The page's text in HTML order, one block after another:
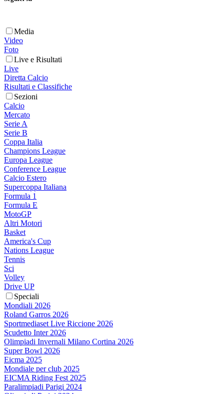
Media
Video
Foto
Live e Risultati
Live
Diretta Calcio
Risultati e Classifiche
Sezioni
Calcio
Mercato
Serie A
Serie B
Coppa Italia
Champions League
Europa League
Conference League
Calcio Estero
Supercoppa Italiana
Formula 1
Formula E
MotoGP
Altri Motori
Basket
America's Cup
Nations League
Tennis
Sci
Volley
Drive UP
Speciali
Mondiali 2026
Roland Garros 2026
Sportmediaset Live Riccione 2026
Scudetto Inter 2026
Olimpiadi Invernali Milano Cortina 2026
Super Bowl 2026
Eicma 2025
Mondiale per club 2025
EICMA Riding Fest 2025
Paralimpiadi Parigi 2024